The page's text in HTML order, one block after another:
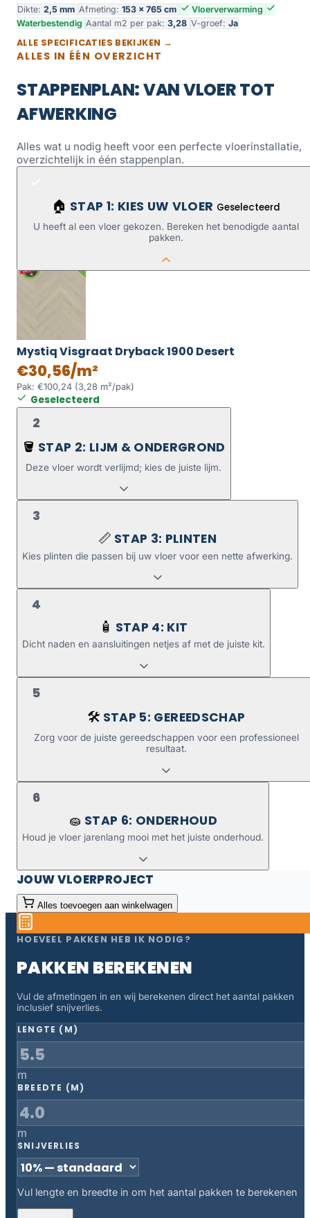
Dikte: 2,5 mm Afmeting: 153 × 765 cm
Vloerverwarming
Waterbestendig Aantal m2 per pak: 3,28 V-groef: Ja
ALLE SPECIFICATIES BEKIJKEN →
ALLES IN ÉÉN OVERZICHT
STAPPENPLAN: VAN VLOER TOT
AFWERKING
Alles wat u nodig heeft voor een perfecte vloerinstallatie,
overzichtelijk in één stappenplan.
🏠 STAP 1: KIES UW VLOER Geselecteerd
U heeft al een vloer gekozen. Bereken het benodigde aantal
pakken.
Mystiq Visgraat Dryback 1900 Desert
€30,56/m²
Pak: €100,24 (3,28 m²/pak)
Geselecteerd
2
🪣 STAP 2: LIJM & ONDERGROND
Deze vloer wordt verlijmd; kies de juiste lijm.
3
📏 STAP 3: PLINTEN
Kies plinten die passen bij uw vloer voor een nette afwerking.
4
🧴 STAP 4: KIT
Dicht naden en aansluitingen netjes af met de juiste kit.
5
🛠️ STAP 5: GEREEDSCHAP
Zorg voor de juiste gereedschappen voor een professioneel
resultaat.
6
🧽 STAP 6: ONDERHOUD
Houd je vloer jarenlang mooi met het juiste onderhoud.
JOUW VLOERPROJECT
Alles toevoegen aan winkelwagen
HOEVEEL PAKKEN HEB IK NODIG?
PAKKEN BEREKENEN
Vul de afmetingen in en wij berekenen direct het aantal pakken
inclusief snijverlies.
LENGTE (M)
m
BREEDTE (M)
m
SNIJVERLIES
Vul lengte en breedte in om het aantal pakken te berekenen